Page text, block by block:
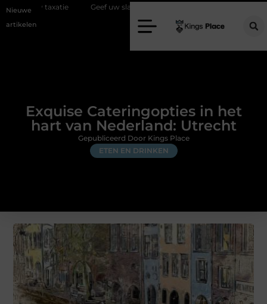
Nieuwe
artikelen
Geef uw slaapkamer een upgrade met interieuradvies Zwolle
Exquise Cateringopties in het
hart van Nederland: Utrecht
ETEN EN DRINKEN
Gepubliceerd Door Kings Place